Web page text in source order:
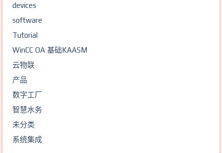
devices
software
Tutorial
WinCC OA 基础KAASM
云物联
产品
数字工厂
智慧水务
未分类
系统集成